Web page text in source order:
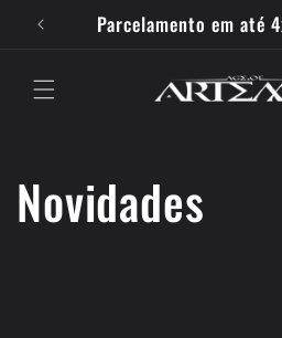
para o
Parcelamento em até
Novidades